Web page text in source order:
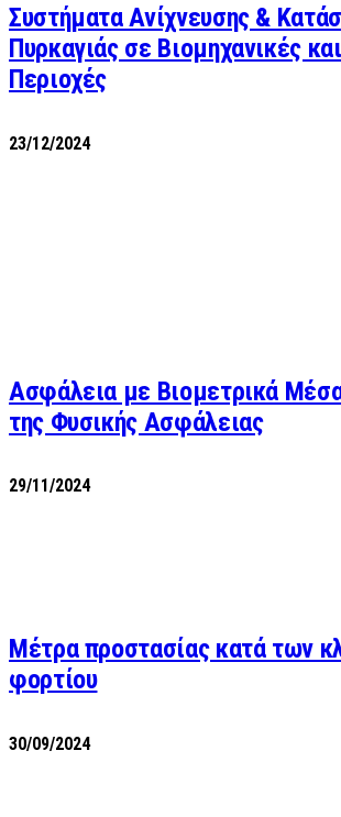
Συστήματα Ανίχνευσης &
Πυρκαγιάς σε Βιομηχανικές
Περιοχές
23/12/2024
Ασφάλεια με Βιομετρικά
της Φυσικής Ασφάλειας
29/11/2024
Μέτρα προστασίας κατά των
φορτίου
30/09/2024